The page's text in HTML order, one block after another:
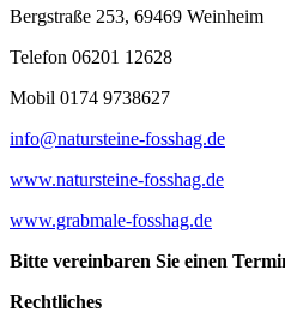
Bergstraße 253, 69469 Weinheim
Telefon 06201 12628
Mobil 0174 9738627
info@natursteine-fosshag.de
www.natursteine-fosshag.de
www.grabmale-fosshag.de
Bitte vereinbaren Sie einen
Rechtliches